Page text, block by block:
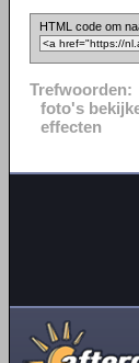
HTML code om
Trefwoorden:
foto's
effecten